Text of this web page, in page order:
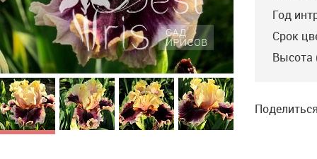
Год
Срок
Высота
Higher Love
Johnson’17, E, 76, HM'19.
Светло-жёлтые
стандарты с золотым
напылением по центру и
золотистым
жилкованием по полю.